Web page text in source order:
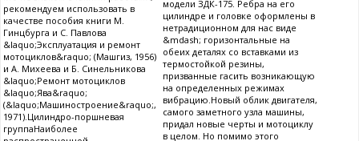
рекомендуем использовать в
качестве пособия книги М.
Гинцбурга и С. Павлова
&laquo;Эксплуатация и ремонт
мотоциклов&raquo; (Машгиз, 1956)
и А. Михеева и Б. Синельникова
&laquo;Ремонт мотоциклов
&laquo;Ява&raquo;
(&laquo;Машиностроение&raquo;,
1971).Цилиндро-поршневая
группаНаиболее
модели ЗДК-175. Ребра на его
цилиндре и головке оформлены в
нетрадиционном для нас виде
&mdash; горизонтальные на
обеих деталях со вставками из
термостойкой резины,
призванные гасить возникающую
на определенных режимах
вибрацию.Новый облик двигателя,
самого заметного узла машины,
придал новые черты и мотоциклу
в целом. Но помимо этого